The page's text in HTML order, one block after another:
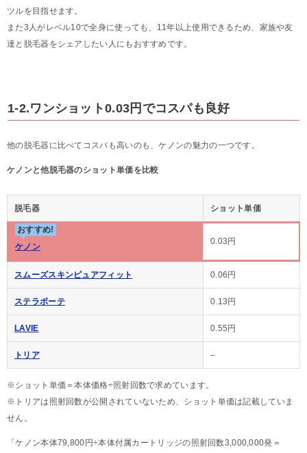
ツルを目指せます。
また3人がレベル10で全身に使っても、11年以上使用できるため、家族や友
達と脱毛器をシェアしたい人にもおすすめです。
1-2.ワンショット0.03円でコスパも良好
他の脱毛器に比べてコスパも高いのも、ケノンの魅力の一つです。
ケノンと他脱毛器のショット単価を比較
脱毛器 ショット単価
おすすめ!
ケノン
0.03円
スムーズスキンピュアフィット 0.06円
ステラボーテ 0.13円
LAVIE 0.55円
トリア –
※ショット単価＝本体価格÷照射回数で求めています。
※トリアは照射回数が公開されていないため、ショット単価は記載していま
せん。
「ケノン本体79,800円÷本体付属カートリッジの照射回数3,000,000発＝